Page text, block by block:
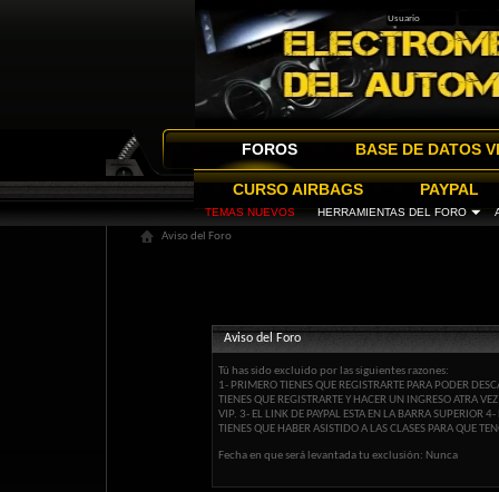
FOROS
TEMAS NUEVOS HERRAMIENTAS DEL FORO
BASE DE DATOS
CURSO AIRBAGS PAYPAL
Aviso del Foro
Aviso del Foro
Tú has sido excluido por las siguientes razones:
1- PRIMERO TIENES QUE REGISTRARTE PARA PODER
TIENES QUE REGISTRARTE Y HACER UN INGRESO ATRA
VIP. 3- EL LINK DE PAYPAL ESTA EN LA BARRA SUPERIOR
TIENES QUE HABER ASISTIDO A LAS CLASES PARA QUE
Fecha en que será levantada tu exclusión: Nunca